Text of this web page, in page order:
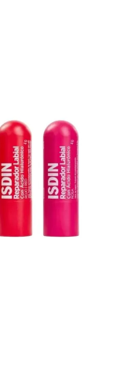
mascara pestañas
retinol
tintura